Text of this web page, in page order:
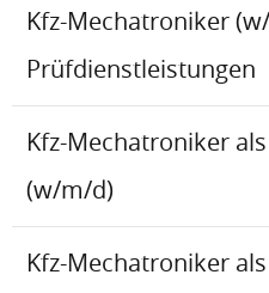
Kfz-Mechatroniker
Prüfdienstleistungen
Kfz-Mechatroniker
(w/m/d)
Kfz-Mechatroniker